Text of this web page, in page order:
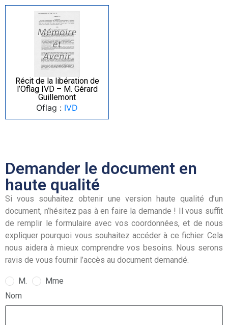
Récit de la libération de
l’Oflag IVD – M. Gérard
Guillemont
Oflag : IVD
Demander le document en
haute qualité
Si vous souhaitez obtenir une version haute qualité d’un
document, n’hésitez pas à en faire la demande ! Il vous suffit
de remplir le formulaire avec vos coordonnées, et de nous
expliquer pourquoi vous souhaitez accéder à ce fichier. Cela
nous aidera à mieux comprendre vos besoins. Nous serons
ravis de vous fournir l’accès au document demandé.
M.
Mme
Nom